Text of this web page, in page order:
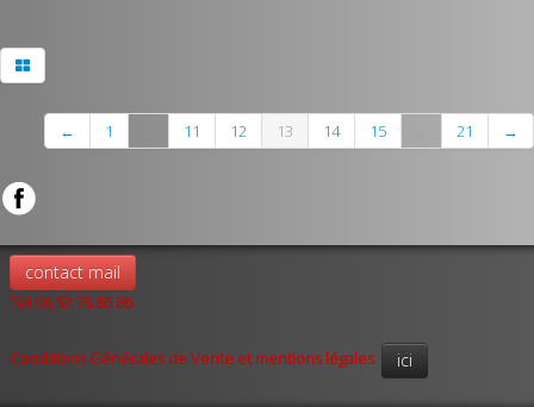
← 1 11 12 13 14 15 21 →
contact mail
Tel 06.52.76.85.86
Conditions Générales de Vente et mentions légales ici